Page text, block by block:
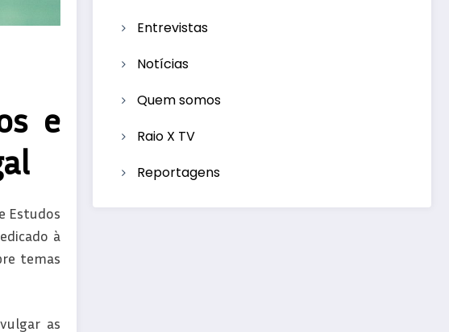
e
Estudos
à
temas
as
Entrevistas
Notícias
Quem somos
Raio X TV
Reportagens